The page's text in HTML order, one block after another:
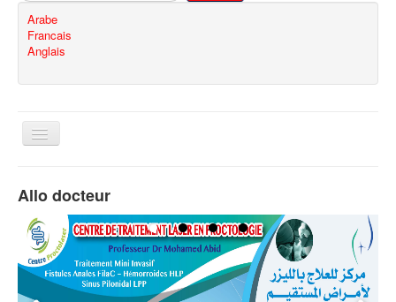
Arabe
Francais
Anglais
Basculer
Contact
Allo docteur